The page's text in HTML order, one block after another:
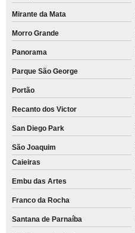
Mirante da Mata
Morro Grande
Panorama
Parque São George
Portão
Recanto dos Victor
San Diego Park
São Joaquim
Caieiras
Embu das Artes
Franco da Rocha
Santana de Parnaíba